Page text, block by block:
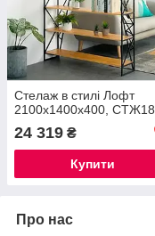
Стелаж в стилі Лофт
2100х1400х400, СТЖ18
24 319 ₴
Купити
Про нас